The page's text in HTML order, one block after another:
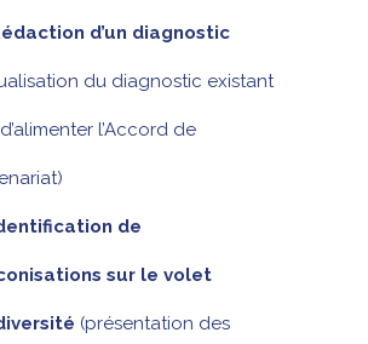
d’un diagnostic
du diagnostic existant
l’Accord de
de
sur le volet
(présentation des